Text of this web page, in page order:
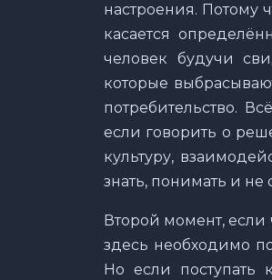
настроения. Потому
касается
человек будучи
которые
потребительство.
если говорить о
культуру,
знать, понимать и
Второй момент, если
здесь необходимо
Но если поступать